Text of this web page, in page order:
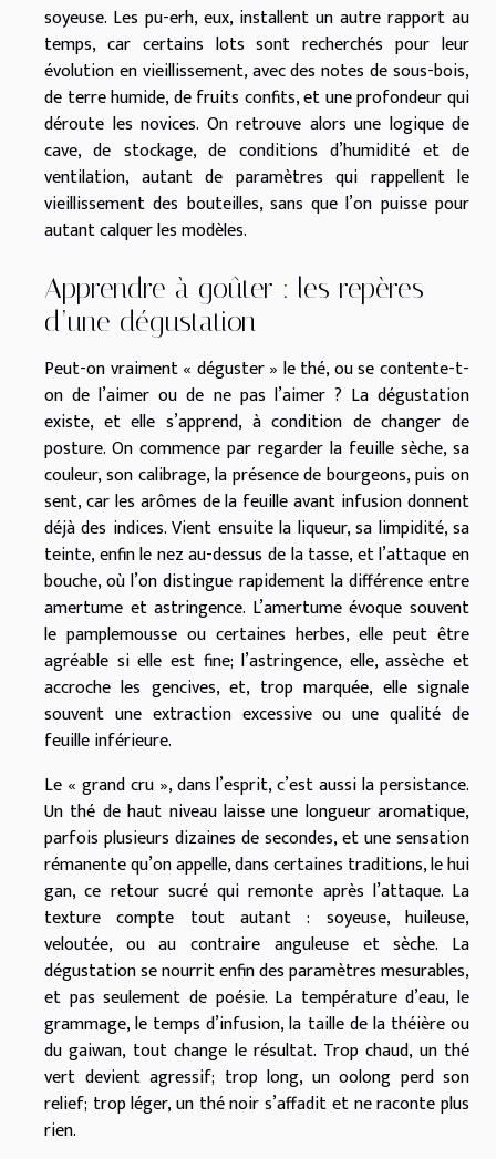
soyeuse. Les pu-erh, eux, installent un autre rapport au
temps, car certains lots sont recherchés pour leur
évolution en vieillissement, avec des notes de sous-bois,
de terre humide, de fruits confits, et une profondeur qui
déroute les novices. On retrouve alors une logique de
cave, de stockage, de conditions d’humidité et de
ventilation, autant de paramètres qui rappellent le
vieillissement des bouteilles, sans que l’on puisse pour
autant calquer les modèles.
Apprendre à goûter : les repères
d’une dégustation
Peut-on vraiment « déguster » le thé, ou se contente-t-
on de l’aimer ou de ne pas l’aimer ? La dégustation
existe, et elle s’apprend, à condition de changer de
posture. On commence par regarder la feuille sèche, sa
couleur, son calibrage, la présence de bourgeons, puis on
sent, car les arômes de la feuille avant infusion donnent
déjà des indices. Vient ensuite la liqueur, sa limpidité, sa
teinte, enfin le nez au-dessus de la tasse, et l’attaque en
bouche, où l’on distingue rapidement la différence entre
amertume et astringence. L’amertume évoque souvent
le pamplemousse ou certaines herbes, elle peut être
agréable si elle est fine; l’astringence, elle, assèche et
accroche les gencives, et, trop marquée, elle signale
souvent une extraction excessive ou une qualité de
feuille inférieure.
Le « grand cru », dans l’esprit, c’est aussi la persistance.
Un thé de haut niveau laisse une longueur aromatique,
parfois plusieurs dizaines de secondes, et une sensation
rémanente qu’on appelle, dans certaines traditions, le hui
gan, ce retour sucré qui remonte après l’attaque. La
texture compte tout autant : soyeuse, huileuse,
veloutée, ou au contraire anguleuse et sèche. La
dégustation se nourrit enfin des paramètres mesurables,
et pas seulement de poésie. La température d’eau, le
grammage, le temps d’infusion, la taille de la théière ou
du gaiwan, tout change le résultat. Trop chaud, un thé
vert devient agressif; trop long, un oolong perd son
relief; trop léger, un thé noir s’affadit et ne raconte plus
rien.